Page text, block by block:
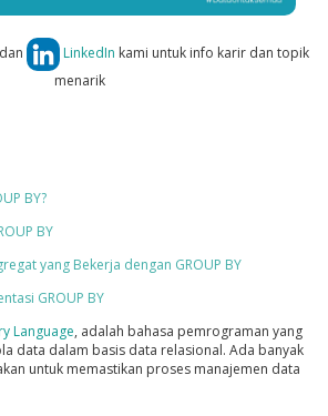
dan LinkedIn kami untuk info karir dan topik
menarik
BY?
BY
yang Bekerja dengan GROUP BY
GROUP BY
Language, adalah bahasa pemrograman yang
data dalam basis data relasional. Ada banyak
untuk memastikan proses manajemen data